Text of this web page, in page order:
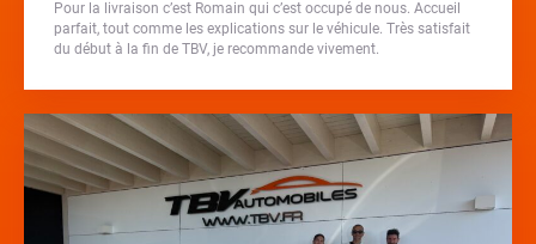
Pour la livraison c’est Romain qui c’est occupé de nous. Accueil
parfait, tout comme les explications sur le véhicule. Très satisfait
du début à la fin de TBV, je recommande vivement.